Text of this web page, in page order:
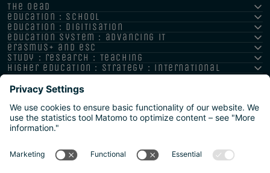
the oead
education : school
education : digitisation
education system : advancing it
erasmus+ and esc
study : research : teaching
higher education : strategy : international